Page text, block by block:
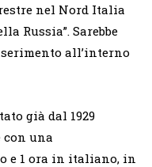
nel Nord Italia
Russia”. Sarebbe
all’interno
già dal 1929
con una
e 1 ora in italiano, in